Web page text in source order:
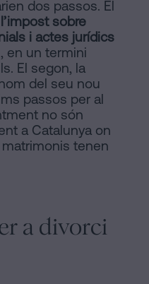
dos passos. El
sobre
i actes jurídics
en un termini
El segon, la
del seu nou
passos per al
no són
a Catalunya on
tenen
a divorci